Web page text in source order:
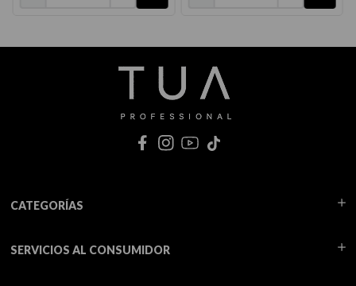
CATEGORÍAS
SERVICIOS AL CONSUMIDOR